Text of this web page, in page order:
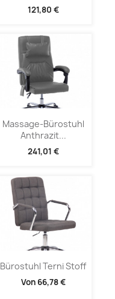
121,80 €
Massage-Bürostuhl
Anthrazit...
241,01 €
Bürostuhl Terni Stoff
Von 66,78 €